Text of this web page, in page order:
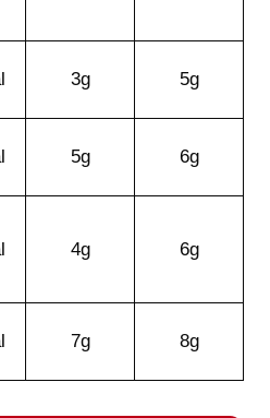
3g 5g
5g 6g
4g 6g
7g 8g